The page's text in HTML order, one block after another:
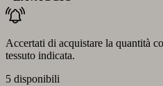
Accertati di acquistare la quantità
tessuto indicata.
5 disponibili